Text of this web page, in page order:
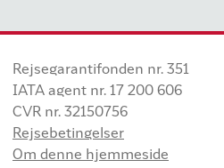
Rejsegarantifonden nr. 351
IATA agent nr. 17 200 606
CVR nr. 32150756
Rejsebetingelser
Om denne hjemmeside